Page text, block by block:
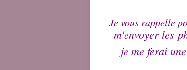
Je vous rappelle
m'envoyer les
je me ferai